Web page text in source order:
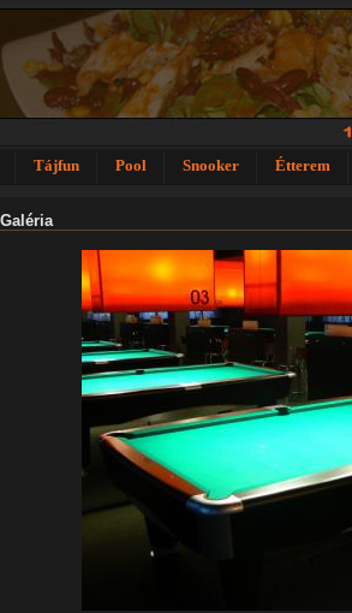
Tájfun Pool Snooker Étterem
Galéria